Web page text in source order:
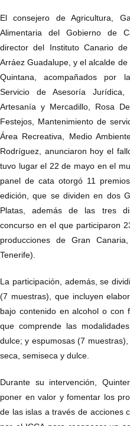
El consejero de Agricultura,
Alimentaria del Gobierno de
director del Instituto Canario
Arráez Guadalupe, y el alcalde
Quintana, acompañados por
Servicio de Asesoría
Artesanía y Mercadillo, Rosa
Festejos, Mantenimiento de
Área Recreativa, Medio
Rodríguez, anunciaron hoy el
tuvo lugar el 22 de mayo en el
panel de cata otorgó 11
edición, que se dividen en dos
Platas, además de las tres
concurso en el que participaron
producciones de Gran
Tenerife).
La participación, además, se
(7 muestras), que incluyen
bajo contenido en alcohol o con
que comprende las
dulce; y espumosas (7
seca, semiseca y dulce.
Durante su intervención,
poner en valor y fomentar los
de las islas a través de acciones